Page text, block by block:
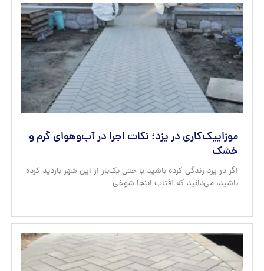
موزاییک‌کاری در یزد؛ نکات اجرا در آب‌وهوای گرم و
خشک
اگر در یزد زندگی کرده باشید یا حتی یک‌بار از این شهر بازدید کرده
باشید، می‌دانید که آفتاب اینجا شوخی …